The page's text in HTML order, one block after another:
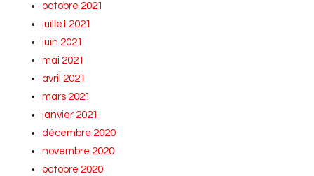
octobre 2021
juillet 2021
juin 2021
mai 2021
avril 2021
mars 2021
janvier 2021
décembre 2020
novembre 2020
octobre 2020